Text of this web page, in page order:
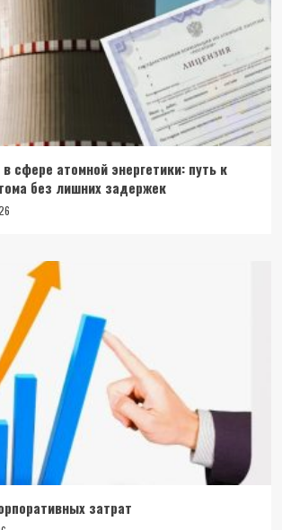
сфере атомной энергетики: путь к
без лишних задержек
затрат